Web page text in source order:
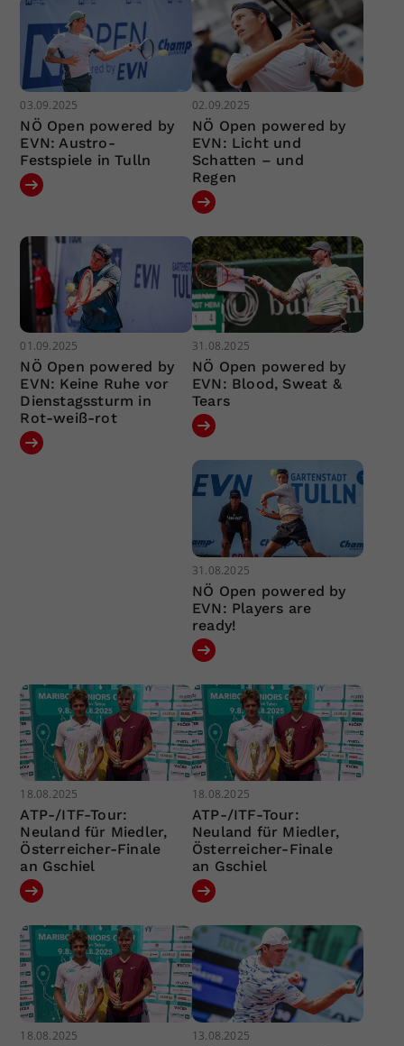
03.09.2025
NÖ Open powered by
EVN: Austro-
Festspiele in Tulln
02.09.2025
NÖ Open powered by
EVN: Licht und
Schatten – und
Regen
01.09.2025
NÖ Open powered by
EVN: Keine Ruhe vor
Dienstagssturm in
Rot-weiß-rot
31.08.2025
NÖ Open powered by
EVN: Blood, Sweat &
Tears
31.08.2025
NÖ Open powered by
EVN: Players are
ready!
18.08.2025
ATP-/ITF-Tour:
Neuland für Miedler,
Österreicher-Finale
an Gschiel
18.08.2025
ATP-/ITF-Tour:
Neuland für Miedler,
Österreicher-Finale
an Gschiel
18.08.2025 13.08.2025